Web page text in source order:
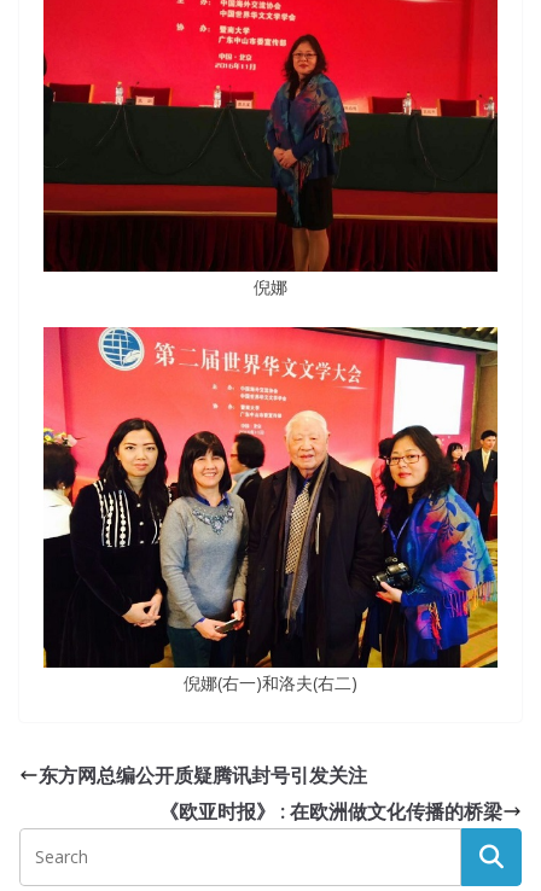
倪娜
倪娜(右一)和洛夫(右二)
东方网总编公开质疑腾讯封号引发关注
《欧亚时报》 : 在欧洲做文化传播的桥梁